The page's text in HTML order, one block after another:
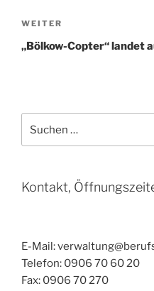
Nächster
Beitrag
WEITER
„Bölkow-Copter“ landet
nach:
Kontakt,
E-Mail:
Telefon: 0906 70 60 20
Fax: 0906 70 270